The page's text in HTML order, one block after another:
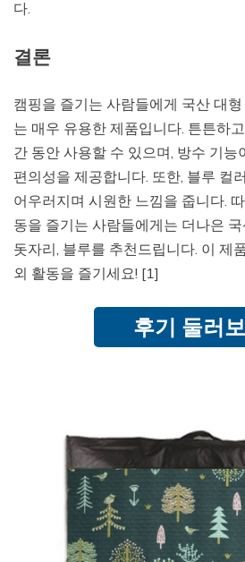
다.
결론
캠핑을 즐기는 사람들에게 국산 대
는 매우 유용한 제품입니다. 튼튼하
간 동안 사용할 수 있으며, 방수 기능
편의성을 제공합니다. 또한, 블루 컬
어우러지며 시원한 느낌을 줍니다.
동을 즐기는 사람들에게는 더나은
돗자리, 블루를 추천드립니다. 이 제
외 활동을 즐기세요! [1]
후기 둘러